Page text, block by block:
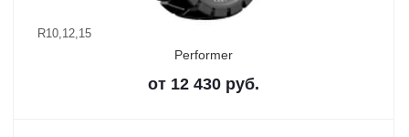
R10,12,15
Performer
от 12 430 руб.